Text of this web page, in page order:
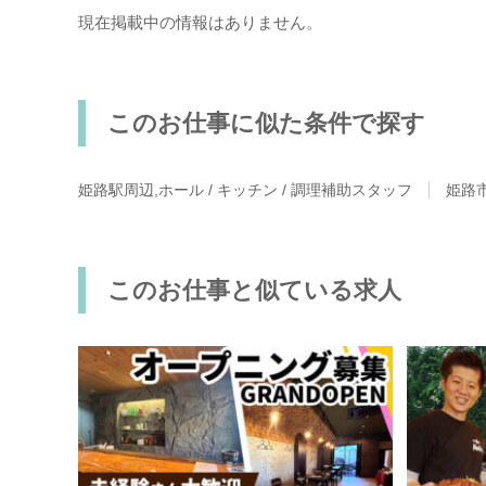
現在掲載中の情報はありません。
このお仕事に似た条件で探す
姫路駅周辺,ホール / キッチン / 調理補助スタッフ 姫路
このお仕事と似ている求人